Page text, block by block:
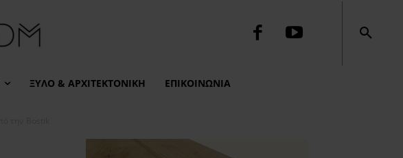
ΞΎΛΟ & ΑΡΧΙΤΕΚΤΟΝΙΚΉ ΕΠΙΚΟΙΝΩΝΙΑ